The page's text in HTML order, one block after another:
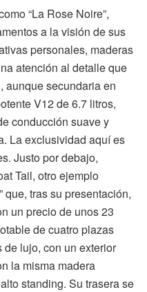
“La Rose Noire”,
a la visión de sus
personales, maderas
atención al detalle que
aunque secundaria en
V12 de 6.7 litros,
conducción suave y
La exclusividad aquí es
Justo por debajo,
Tail, otro ejemplo
que, tras su presentación,
un precio de unos 23
de cuatro plazas
lujo, con un exterior
la misma madera
standing. Su trasera se